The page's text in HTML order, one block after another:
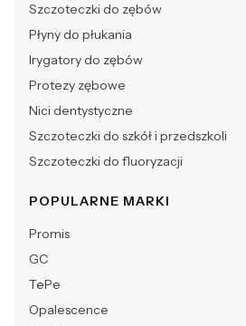
Szczoteczki do zębów
Płyny do płukania
Irygatory do zębów
Protezy zębowe
Nici dentystyczne
Szczoteczki do szkół i przedszkoli
Szczoteczki do fluoryzacji
POPULARNE MARKI
Promis
GC
TePe
Opalescence